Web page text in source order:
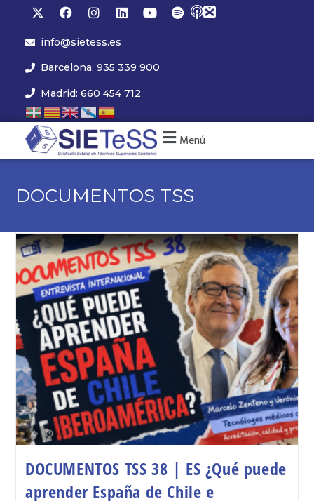
info@sietess.es
Barcelona: 935 339 900
Madrid: 660 454 712
Menú
DOCUMENTOS TSS
DOCUMENTOS TSS 38 | ES ¿Qué puede
aprender España de Chile e